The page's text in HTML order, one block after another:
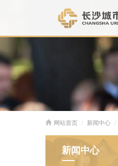
网站首页 新闻中心
新闻中心